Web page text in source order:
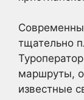
тщательно
маршруты,
известные